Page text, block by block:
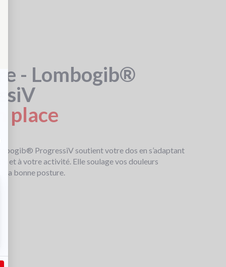
- Lombogib®
place
ProgressiV soutient votre dos en s’adaptant
et à votre activité. Elle soulage vos douleurs
la bonne posture.